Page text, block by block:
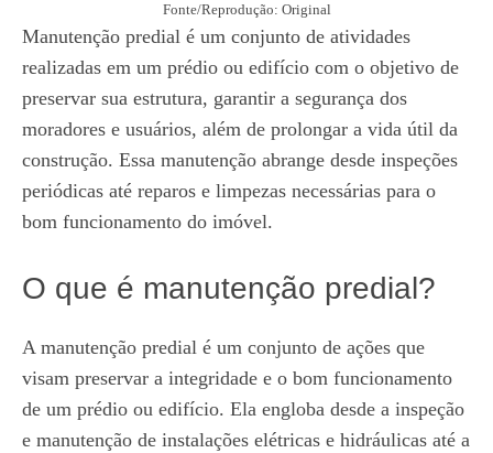
Fonte/Reprodução: Original
Manutenção predial é um conjunto de atividades
realizadas em um prédio ou edifício com o objetivo de
preservar sua estrutura, garantir a segurança dos
moradores e usuários, além de prolongar a vida útil da
construção. Essa manutenção abrange desde inspeções
periódicas até reparos e limpezas necessárias para o
bom funcionamento do imóvel.
O que é manutenção predial?
A manutenção predial é um conjunto de ações que
visam preservar a integridade e o bom funcionamento
de um prédio ou edifício. Ela engloba desde a inspeção
e manutenção de instalações elétricas e hidráulicas até a